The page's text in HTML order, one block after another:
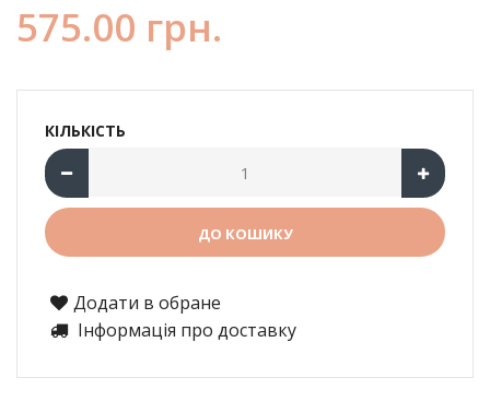
575.00 грн.
КІЛЬКІСТЬ
Додати в обране
Інформація про доставку